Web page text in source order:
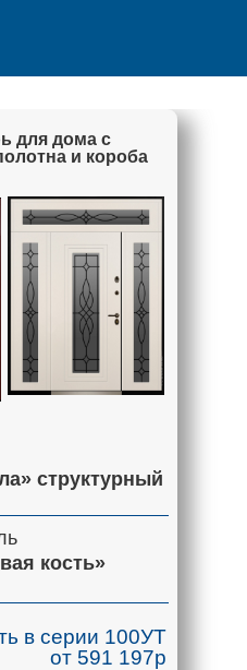
для дома с
и короба
в серии 100УТ
от 591 197р
структурный
кость»